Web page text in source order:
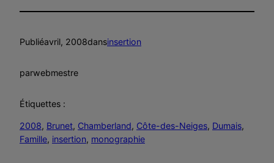
Publiéavril, 2008dansinsertion
parwebmestre
Étiquettes :
2008, Brunet, Chamberland, Côte-des-Neiges, Dumais
Famille, insertion, monographie